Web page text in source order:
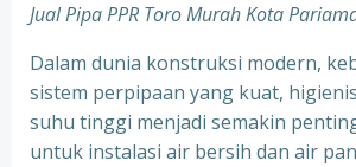
Jual Pipa PPR Toro Murah Kota
Dalam dunia konstruksi modern,
sistem perpipaan yang kuat,
suhu tinggi menjadi semakin
untuk instalasi air bersih dan air